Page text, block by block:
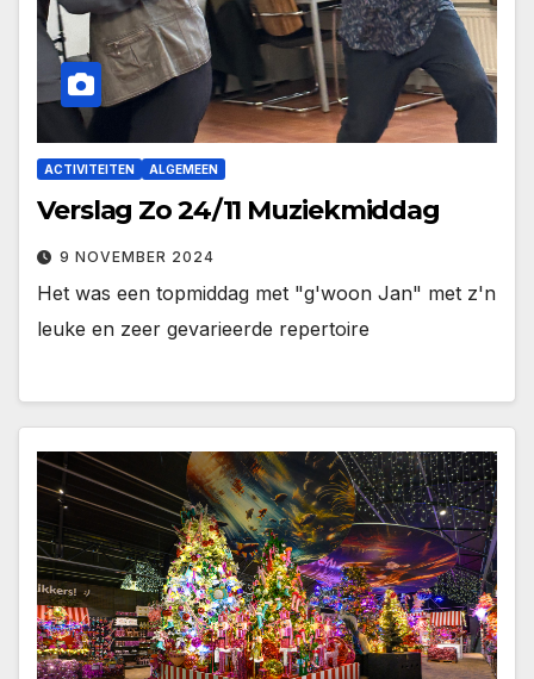
ACTIVITEITEN ALGEMEEN
Verslag Zo 24/11 Muziekmiddag
9 NOVEMBER 2024
Het was een topmiddag met "g'woon Jan" met z'n
leuke en zeer gevarieerde repertoire